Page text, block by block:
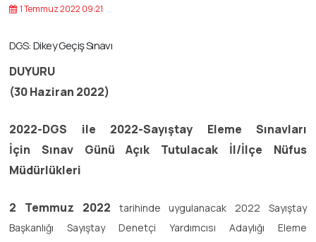
1 Temmuz 2022 09:21
DGS: Dikey Geçiş Sınavı
DUYURU
(30 Haziran 2022)
2022-DGS ile 2022-Sayıştay Eleme Sınavları
İçin Sınav Günü Açık Tutulacak İl/İlçe Nüfus
Müdürlükleri
2 Temmuz 2022 tarihinde uygulanacak 2022 Sayıştay
Başkanlığı Sayıştay Denetçi Yardımcısı Adaylığı Eleme